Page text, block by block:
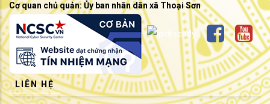
Cơ quan chủ quản: Ủy ban nhân dân xã Thoại Sơn
LIÊN HỆ